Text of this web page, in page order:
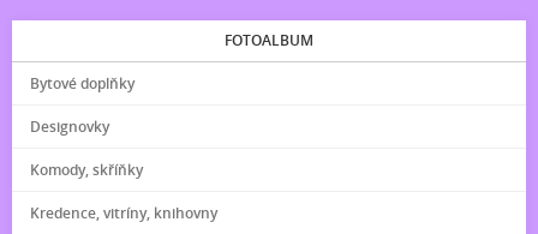
FOTOALBUM
Bytové doplňky
Designovky
Komody, skříňky
Kredence, vitríny, knihovny